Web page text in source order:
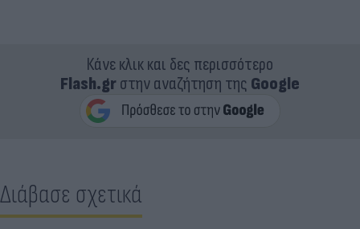
Κάνε κλικ και δες περισσότερο
Flash.grστην αναζήτηση της Google
Διάβασε σχετικά